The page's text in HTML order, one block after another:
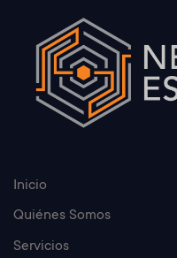
Inicio
Quiénes Somos
Servicios